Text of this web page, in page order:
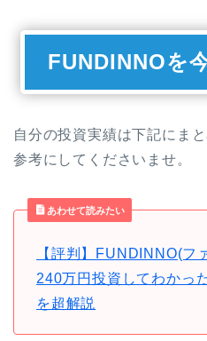
FUNDINNOを
自分の投資実績は下記にま
参考にしてくださいませ。
あわせて読みたい
【評判】FUNDINNO(フ
240万円投資してわかっ
を超解説